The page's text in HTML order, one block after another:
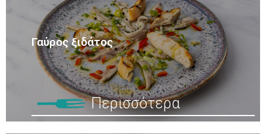
Γαύρος ξιδάτος
Περισσότερα